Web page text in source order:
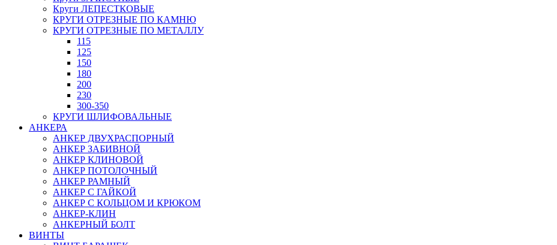
Круги ЛЕПЕСТКОВЫЕ
КРУГИ ОТРЕЗНЫЕ ПО КАМНЮ
КРУГИ ОТРЕЗНЫЕ ПО МЕТАЛЛУ
115
125
150
180
200
230
300-350
КРУГИ ШЛИФОВАЛЬНЫЕ
АНКЕРА
АНКЕР ДВУХРАСПОРНЫЙ
АНКЕР ЗАБИВНОЙ
АНКЕР КЛИНОВОЙ
АНКЕР ПОТОЛОЧНЫЙ
АНКЕР РАМНЫЙ
АНКЕР С ГАЙКОЙ
АНКЕР С КОЛЬЦОМ И КРЮКОМ
АНКЕР-КЛИН
АНКЕРНЫЙ БОЛТ
ВИНТЫ